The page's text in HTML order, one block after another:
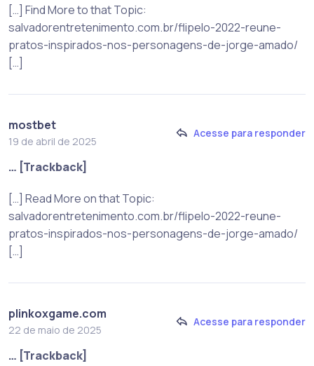
[…] Find More to that Topic:
salvadorentretenimento.com.br/flipelo-2022-reune-
pratos-inspirados-nos-personagens-de-jorge-amado/
[…]
mostbet
19 de abril de 2025
Acesse para responder
… [Trackback]
[…] Read More on that Topic:
salvadorentretenimento.com.br/flipelo-2022-reune-
pratos-inspirados-nos-personagens-de-jorge-amado/
[…]
plinkoxgame.com
22 de maio de 2025
Acesse para responder
… [Trackback]